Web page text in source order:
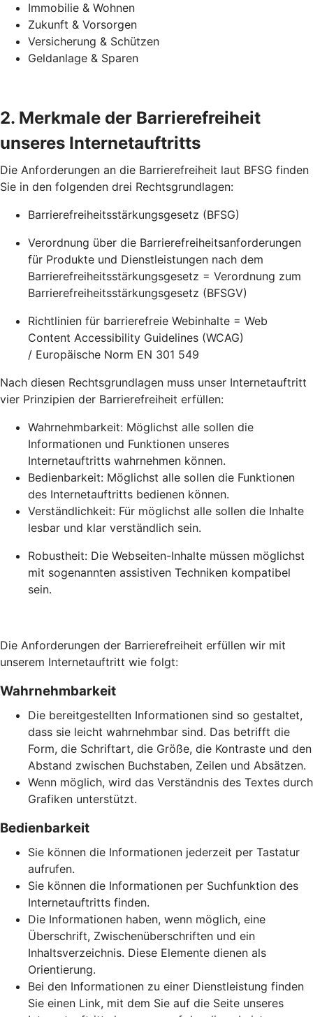
Immobilie & Wohnen
Zukunft & Vorsorgen
Versicherung & Schützen
Geldanlage & Sparen
2. Merkmale der Barrierefreiheit
unseres Internetauftritts
Die Anforderungen an die Barrierefreiheit laut BFSG finden
Sie in den folgenden drei Rechtsgrundlagen:
Barrierefreiheitsstärkungsgesetz (BFSG)
Verordnung über die Barrierefreiheitsanforderungen
für Produkte und Dienstleistungen nach dem
Barrierefreiheitsstärkungsgesetz = Verordnung zum
Barrierefreiheitsstärkungsgesetz (BFSGV)
Richtlinien für barrierefreie Webinhalte = Web
Content Accessibility Guidelines (WCAG)
/ Europäische Norm EN 301 549
Nach diesen Rechtsgrundlagen muss unser Internetauftritt
vier Prinzipien der Barrierefreiheit erfüllen:
Wahrnehmbarkeit: Möglichst alle sollen die
Informationen und Funktionen unseres
Internetauftritts wahrnehmen können.
Bedienbarkeit: Möglichst alle sollen die Funktionen
des Internetauftritts bedienen können.
Verständlichkeit: Für möglichst alle sollen die Inhalte
lesbar und klar verständlich sein.
Robustheit: Die Webseiten-Inhalte müssen möglichst
mit sogenannten assistiven Techniken kompatibel
sein.
Die Anforderungen der Barrierefreiheit erfüllen wir mit
unserem Internetauftritt wie folgt:
Wahrnehmbarkeit
Die bereitgestellten Informationen sind so gestaltet,
dass sie leicht wahrnehmbar sind. Das betrifft die
Form, die Schriftart, die Größe, die Kontraste und den
Abstand zwischen Buchstaben, Zeilen und Absätzen.
Wenn möglich, wird das Verständnis des Textes durch
Grafiken unterstützt.
Bedienbarkeit
Sie können die Informationen jederzeit per Tastatur
aufrufen.
Sie können die Informationen per Suchfunktion des
Internetauftritts finden.
Die Informationen haben, wenn möglich, eine
Überschrift, Zwischenüberschriften und ein
Inhaltsverzeichnis. Diese Elemente dienen als
Orientierung.
Bei den Informationen zu einer Dienstleistung finden
Sie einen Link, mit dem Sie auf die Seite unseres